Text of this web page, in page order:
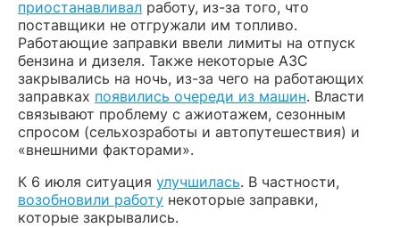
приостанавливал работу, из-за того, что
поставщики не отгружали им топливо.
Работающие заправки ввели лимиты на отпуск
бензина и дизеля. Также некоторые АЗС
закрывались на ночь, из-за чего на работающих
заправках появились очереди из машин. Власти
связывают проблему с ажиотажем, сезонным
спросом (сельхозработы и автопутешествия) и
«внешними факторами».
К 6 июля ситуация улучшилась. В частности,
возобновили работу некоторые заправки,
которые закрывались.